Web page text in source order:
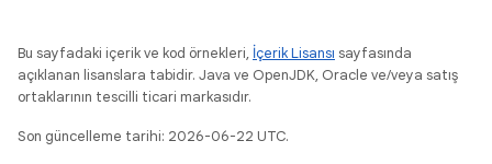
Bu sayfadaki içerik ve kod örnekleri, İçerik Lisansı sayfasında
açıklanan lisanslara tabidir. Java ve OpenJDK, Oracle ve/veya satış
ortaklarının tescilli ticari markasıdır.
Son güncelleme tarihi: 2026-06-22 UTC.